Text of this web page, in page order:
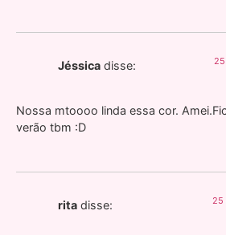
Jéssica disse: 25
Nossa mtoooo linda essa cor.
verão tbm :D
rita disse: 25